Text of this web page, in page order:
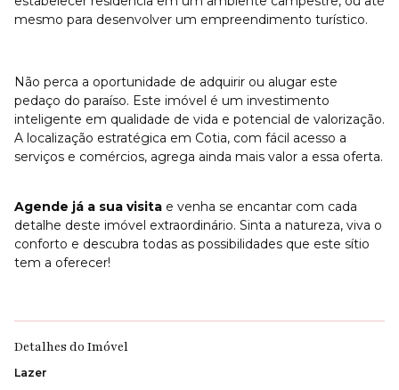
mesmo para desenvolver um empreendimento turístico.
Não perca a oportunidade de adquirir ou alugar este
pedaço do paraíso. Este imóvel é um investimento
inteligente em qualidade de vida e potencial de valorização.
A localização estratégica em Cotia, com fácil acesso a
serviços e comércios, agrega ainda mais valor a essa oferta.
Agende já a sua visita e venha se encantar com cada
detalhe deste imóvel extraordinário. Sinta a natureza, viva o
conforto e descubra todas as possibilidades que este sítio
tem a oferecer!
Detalhes do Imóvel
Lazer